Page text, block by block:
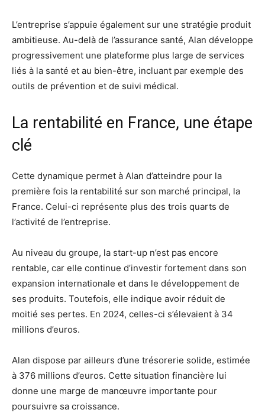
L’entreprise s’appuie également sur une stratégie produit
ambitieuse. Au-delà de l’assurance santé, Alan développe
progressivement une plateforme plus large de services
liés à la santé et au bien-être, incluant par exemple des
outils de prévention et de suivi médical.
La rentabilité en France, une étape
clé
Cette dynamique permet à Alan d’atteindre pour la
première fois la rentabilité sur son marché principal, la
France. Celui-ci représente plus des trois quarts de
l’activité de l’entreprise.
Au niveau du groupe, la start-up n’est pas encore
rentable, car elle continue d’investir fortement dans son
expansion internationale et dans le développement de
ses produits. Toutefois, elle indique avoir réduit de
moitié ses pertes. En 2024, celles-ci s’élevaient à 34
millions d’euros.
Alan dispose par ailleurs d’une trésorerie solide, estimée
à 376 millions d’euros. Cette situation financière lui
donne une marge de manœuvre importante pour
poursuivre sa croissance.